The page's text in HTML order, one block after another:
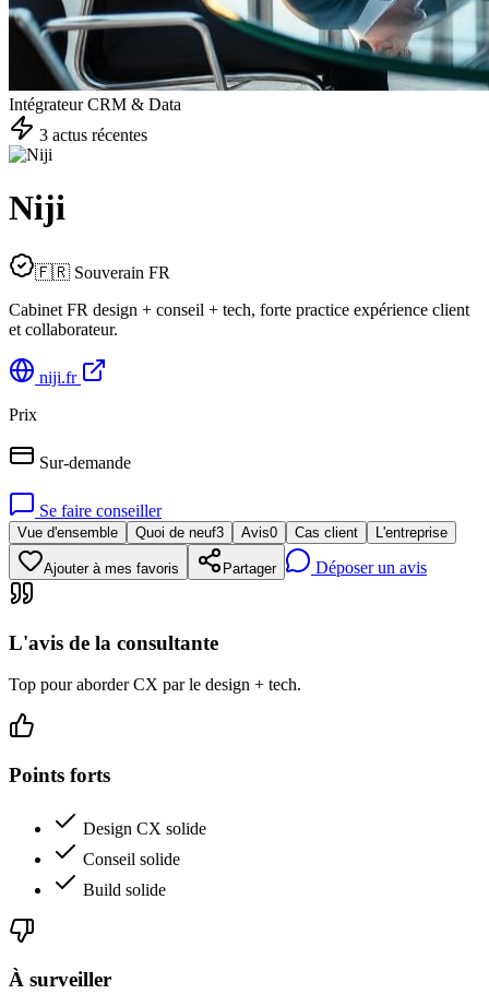
Intégrateur CRM & Data
3 actus récentes
Niji
🇫🇷 Souverain FR
Cabinet FR design + conseil + tech, forte practice expérience client
et collaborateur.
niji.fr
Prix
Sur-demande
Se faire conseiller
Vue d'ensemble Quoi de neuf3 Avis0 Cas client L'entreprise
Ajouter à mes favoris Partager Déposer un avis
L'avis de la consultante
Top pour aborder CX par le design + tech.
Points forts
Design CX solide
Conseil solide
Build solide
À surveiller